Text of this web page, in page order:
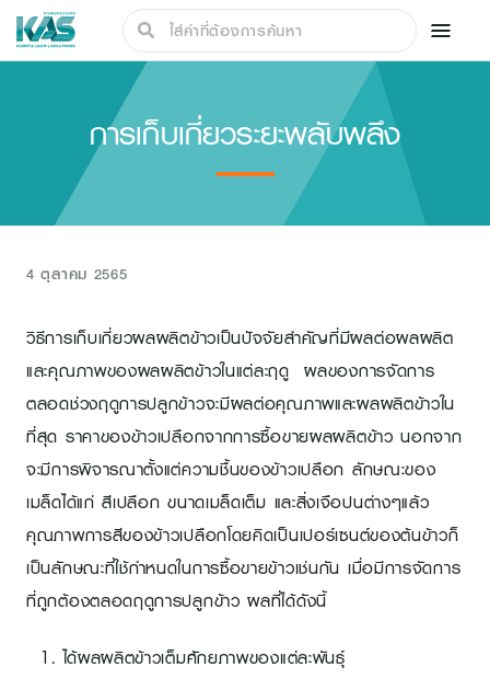
การเก็บเกี่ยวระยะพลับพลึง
4 ตุลาคม 2565
วิธีการเก็บเกี่ยวผลผลิตข้าวเป็นปัจจัยสำคัญที่มีผลต่อผลผลิต
และคุณภาพของผลผลิตข้าวในแต่ละฤดู ผลของการจัดการ
ตลอดช่วงฤดูการปลูกข้าวจะมีผลต่อคุณภาพและผลผลิตข้าวใน
ที่สุด ราคาของข้าวเปลือกจากการซื้อขายผลผลิตข้าว นอกจาก
จะมีการพิจารณาตั้งแต่ความชื้นของข้าวเปลือก ลักษณะของ
เมล็ดได้แก่ สีเปลือก ขนาดเมล็ดเต็ม และสิ่งเจือปนต่างๆแล้ว
คุณภาพการสีของข้าวเปลือกโดยคิดเป็นเปอร์เซนต์ของต้นข้าวก็
เป็นลักษณะที่ใช้กำหนดในการซื้อขายข้าวเช่นกัน เมื่อมีการจัดการ
ที่ถูกต้องตลอดฤดูการปลูกข้าว ผลที่ได้ดังนี้
1. ได้ผลผลิตข้าวเต็มศักยภาพของแต่ละพันธุ์